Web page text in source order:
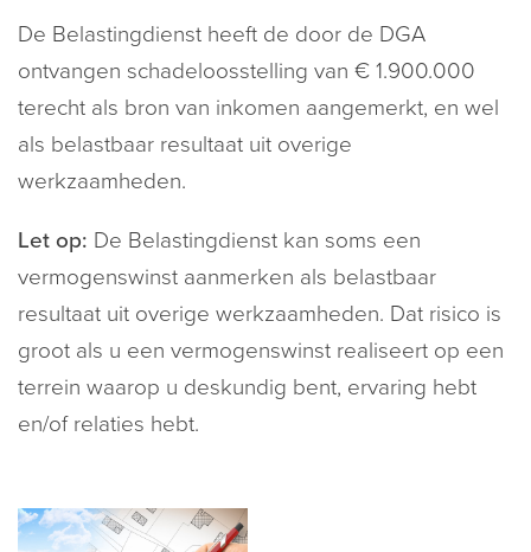
De Belastingdienst heeft de door de DGA
ontvangen schadeloosstelling van € 1.900.000
terecht als bron van inkomen aangemerkt, en wel
als belastbaar resultaat uit overige
werkzaamheden.
Let op: De Belastingdienst kan soms een
vermogenswinst aanmerken als belastbaar
resultaat uit overige werkzaamheden. Dat risico is
groot als u een vermogenswinst realiseert op een
terrein waarop u deskundig bent, ervaring hebt
en/of relaties hebt.